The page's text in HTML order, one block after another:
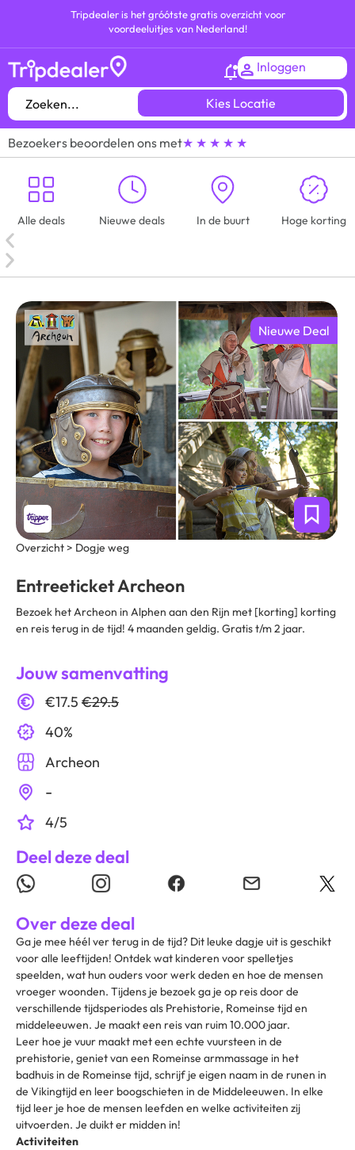
Tripdealer is het gróótste gratis overzicht voor
voordeeluitjes van Nederland!
Inloggen
Kies Locatie
Bezoekers beoordelen ons met★ ★ ★ ★ ★
Alle deals Nieuwe deals In de buurt Hoge korting
Nieuwe Deal
Overzicht > Dogje weg
Entreeticket Archeon
Bezoek het Archeon in Alphen aan den Rijn met [korting] korting
en reis terug in de tijd! 4 maanden geldig. Gratis t/m 2 jaar.
Jouw samenvatting
€17.5 €29.5
40%
Archeon
-
4/5
Deel deze deal
Over deze deal
Ga je mee héél ver terug in de tijd? Dit leuke dagje uit is geschikt
voor alle leeftijden! Ontdek wat kinderen voor spelletjes
speelden, wat hun ouders voor werk deden en hoe de mensen
vroeger woonden. Tijdens je bezoek ga je op reis door de
verschillende tijdsperiodes als Prehistorie, Romeinse tijd en
middeleeuwen. Je maakt een reis van ruim 10.000 jaar.
Leer hoe je vuur maakt met een echte vuursteen in de
prehistorie, geniet van een Romeinse armmassage in het
badhuis in de Romeinse tijd, schrijf je eigen naam in de runen in
de Vikingtijd en leer boogschieten in de Middeleeuwen. In elke
tijd leer je hoe de mensen leefden en welke activiteiten zij
uitvoerden. Je duikt er midden in!
Activiteiten